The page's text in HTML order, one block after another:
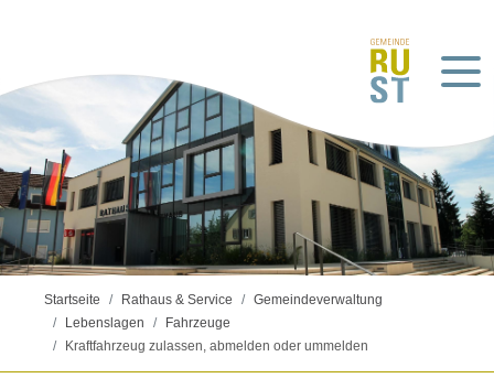
Startseite Rathaus & Service
Gemeindeverwaltung
Lebenslagen
Fahrzeuge
Kraftfahrzeug zulassen, abmelden oder ummelden